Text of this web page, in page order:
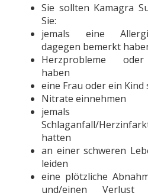
Sie sollten Kamagra
Sie:
jemals eine
dagegen bemerkt
Herzprobleme
haben
eine Frau oder ein Kind
Nitrate einnehmen
Schlaganfall/
hatten
an einer schweren
leiden
eine plötzliche
und/einen Verlust